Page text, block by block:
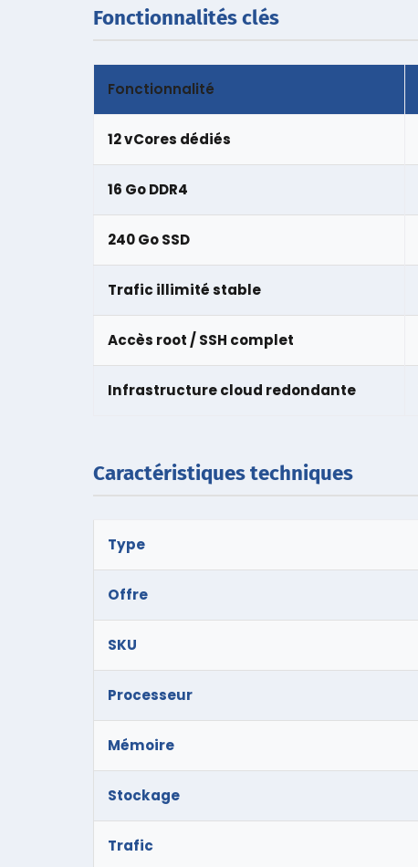
Fonctionnalités clés
Fonctionnalité
12 vCores dédiés
16 Go DDR4
240 Go SSD
Trafic illimité stable
Accès root / SSH complet
Infrastructure cloud redondante
Caractéristiques techniques
Type
Offre
SKU
Processeur
Mémoire
Stockage
Trafic